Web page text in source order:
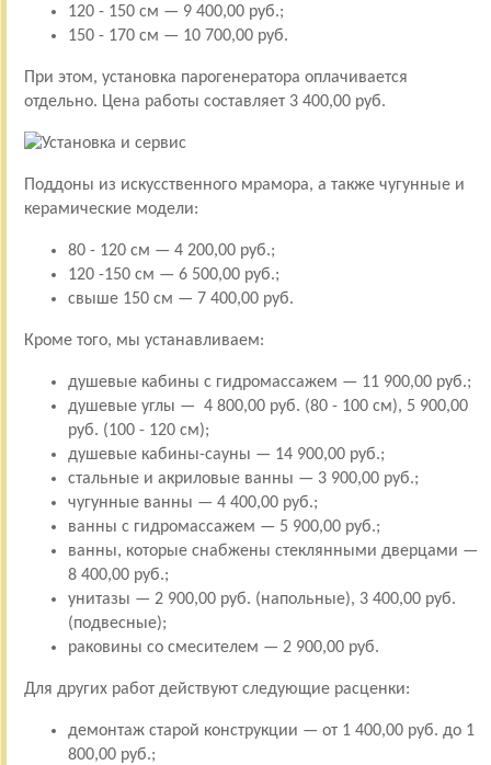
120 - 150 см — 9 400,00 руб.;
150 - 170 см — 10 700,00 руб.
При этом, установка парогенератора оплачивается
отдельно. Цена работы составляет 3 400,00 руб.
Поддоны из искусственного мрамора, а также чугунные и
керамические модели:
80 - 120 см — 4 200,00 руб.;
120 -150 см — 6 500,00 руб.;
свыше 150 см — 7 400,00 руб.
Кроме того, мы устанавливаем:
душевые кабины с гидромассажем — 11 900,00 руб.;
душевые углы — 4 800,00 руб. (80 - 100 см), 5 900,00
руб. (100 - 120 см);
душевые кабины-сауны — 14 900,00 руб.;
стальные и акриловые ванны — 3 900,00 руб.;
чугунные ванны — 4 400,00 руб.;
ванны с гидромассажем — 5 900,00 руб.;
ванны, которые снабжены стеклянными дверцами —
8 400,00 руб.;
унитазы — 2 900,00 руб. (напольные), 3 400,00 руб.
(подвесные);
раковины со смесителем — 2 900,00 руб.
Для других работ действуют следующие расценки:
демонтаж старой конструкции — от 1 400,00 руб. до 1
800,00 руб.;